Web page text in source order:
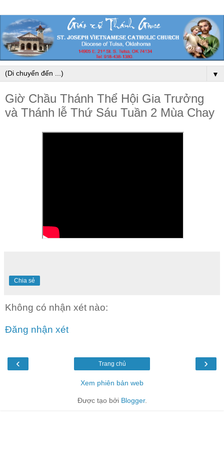
▼
Giờ Chầu Thánh Thể Hội Gia Trưởng
và Thánh lễ Thứ Sáu Tuần 2 Mùa Chay
Chia sẻ
Không có nhận xét nào:
Đăng nhận xét
‹ ›
Trang chủ
Xem phiên bản web
Được tạo bởi Blogger.